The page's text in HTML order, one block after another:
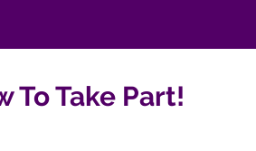
To Take Part!